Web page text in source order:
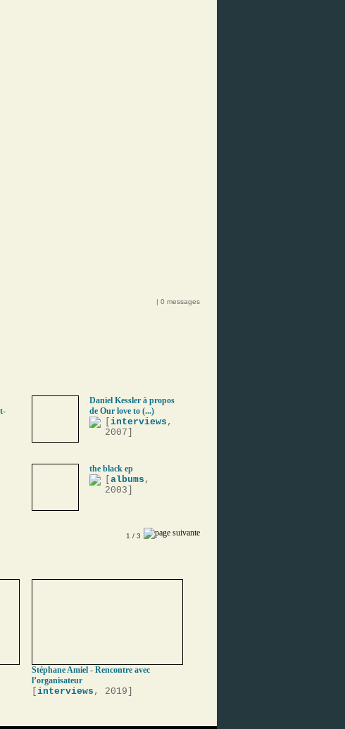
| 0 messages
Daniel Kessler à propos
de Our love to (...)
[interviews ,
2007]
the black ep
[albums ,
2003]
1 / 3
Stéphane Amiel - Rencontre avec
l’organisateur
[interviews , 2019]